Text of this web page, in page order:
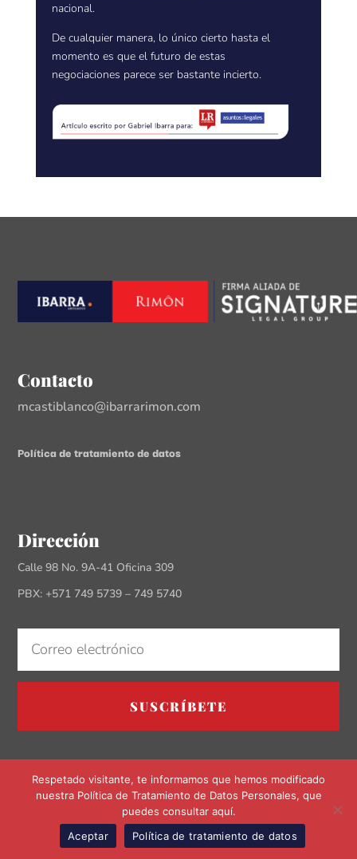
nacional.
De cualquier manera, lo único cierto hasta el
momento es que el futuro de estas
negociaciones parece ser bastante incierto.
Contacto
mcastiblanco@ibarrarimon.com
Política de tratamiento de datos
Dirección
Calle 98 No. 9A-41 Oficina 309
PBX: +571 749 5739 – 749 5740
SUSCRÍBETE
Respetado visitante, te informamos que hemos modificado
nuestra Política de Tratamiento de Datos Personales, que
puedes consultar aquí.
Aceptar
Política de tratamiento de datos